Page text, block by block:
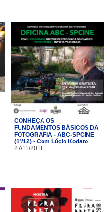
CONHEÇA OS
FUNDAMENTOS BÁSICOS DA
FOTOGRAFIA - ABC-SPCINE
(1º/12) - Com Lúcio Kodato
27/11/2018